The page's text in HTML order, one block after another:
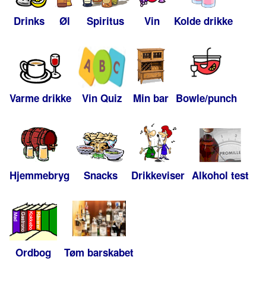
Drinks Øl Spiritus Vin Kolde drikke
Varme drikke Vin Quiz Min bar Bowle/punch
Hjemmebryg Snacks Drikkeviser Alkohol test
Ordbog Tøm barskabet